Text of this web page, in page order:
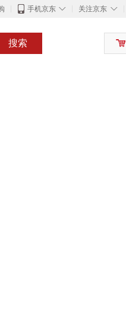
◇
手机京东 ◇
关注京东
搜索